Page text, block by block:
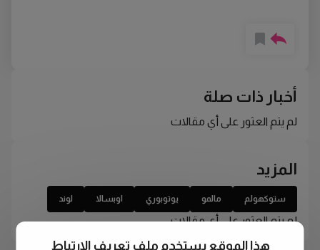
أخبار ذات صلة
لم يتم العثور على أي مقالات
المزيد
ستوكهولم مالمو يوتوبوري اوبسالا لوند
لم يتم العثور على أي مقالات
هذا الموقع يستخدم ملف تعريف الارتباط